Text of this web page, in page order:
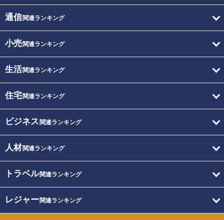
通信関連ランキング
小売関連ランキング
生活関連ランキング
住宅関連ランキング
ビジネス 関連ランキング
人材関連ランキング
トラベル関連ランキング
レジャー関連ランキング